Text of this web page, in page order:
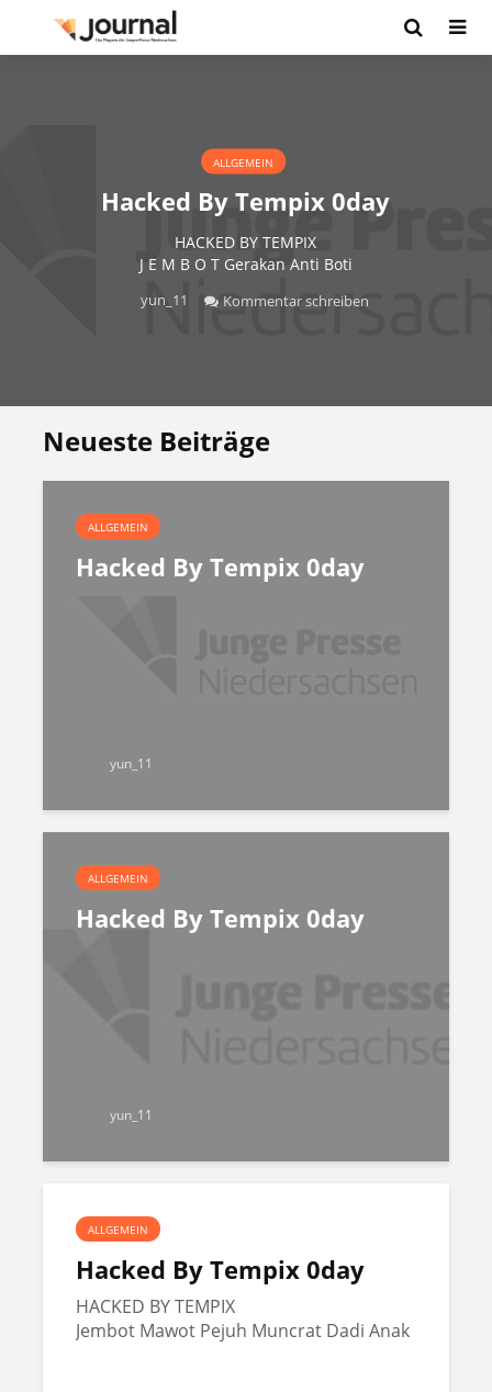
ALLGEMEIN
Hacked By Tempix 0day
HACKED BY TEMPIX
J E M B O T Gerakan Anti Boti
yun_11 Kommentar schreiben
Neueste Beiträge
ALLGEMEIN
Hacked By Tempix 0day
yun_11
ALLGEMEIN
Hacked By Tempix 0day
yun_11
ALLGEMEIN
Hacked By Tempix 0day
HACKED BY TEMPIX
Jembot Mawot Pejuh Muncrat Dadi Anak